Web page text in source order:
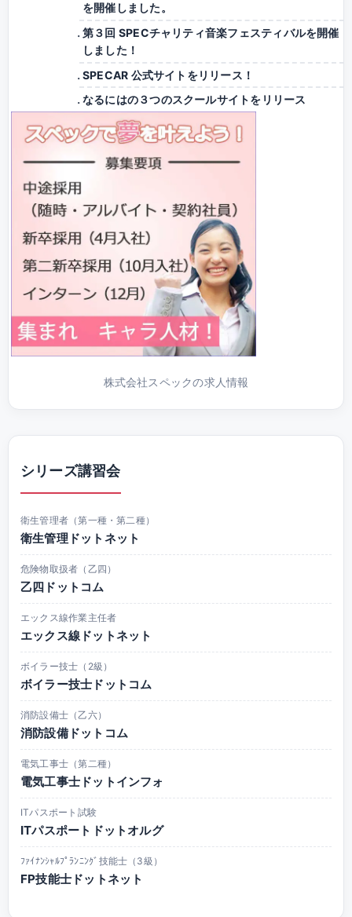
を開催しました。
第３回 SPECチャリティ音楽フェスティバルを開催
しました！
SPECAR 公式サイトをリリース！
なるにはの３つのスクールサイトをリリース
株式会社スペックの求人情報
シリーズ講習会
衛生管理者（第一種・第二種）
衛生管理ドットネット
危険物取扱者（乙四）
乙四ドットコム
エックス線作業主任者
エックス線ドットネット
ボイラー技士（2級）
ボイラー技士ドットコム
消防設備士（乙六）
消防設備ドットコム
電気工事士（第二種）
電気工事士ドットインフォ
ITパスポート試験
ITパスポートドットオルグ
ﾌｧｲﾅﾝｼｬﾙﾌﾟﾗﾝﾆﾝｸﾞ技能士（3級）
FP技能士ドットネット